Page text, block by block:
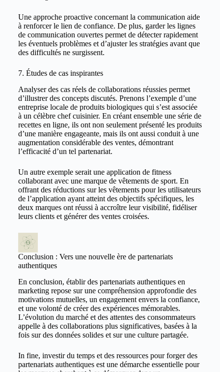
Une approche proactive concernant la communication aide
à renforcer le lien de confiance. De plus, garder les lignes
de communication ouvertes permet de détecter rapidement
les éventuels problèmes et d’ajuster les stratégies avant que
des difficultés ne surgissent.
7. Études de cas inspirantes
Analyser des cas réels de collaborations réussies permet
d’illustrer des concepts discutés. Prenons l’exemple d’une
entreprise locale de produits biologiques qui s’est associée
à un célèbre chef cuisinier. En créant ensemble une série de
recettes en ligne, ils ont non seulement présenté les produits
d’une manière engageante, mais ils ont aussi conduit à une
augmentation considérable des ventes, démontrant
l’efficacité d’un tel partenariat.
Un autre exemple serait une application de fitness
collaborant avec une marque de vêtements de sport. En
offrant des réductions sur les vêtements pour les utilisateurs
de l’application ayant atteint des objectifs spécifiques, les
deux marques ont réussi à accroître leur visibilité, fidéliser
leurs clients et générer des ventes croisées.
Conclusion : Vers une nouvelle ère de partenariats
authentiques
En conclusion, établir des partenariats authentiques en
marketing repose sur une compréhension approfondie des
motivations mutuelles, un engagement envers la confiance,
et une volonté de créer des expériences mémorables.
L’évolution du marché et des attentes des consommateurs
appelle à des collaborations plus significatives, basées à la
fois sur des données solides et sur une culture partagée.
In fine, investir du temps et des ressources pour forger des
partenariats authentiques est une démarche essentielle pour